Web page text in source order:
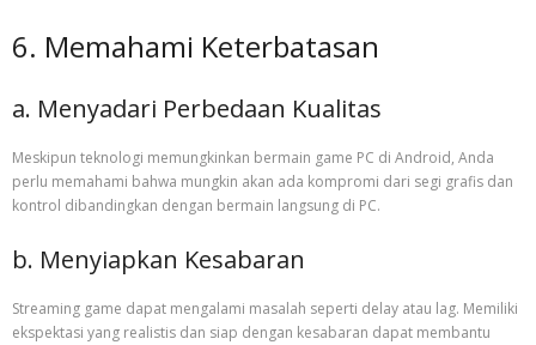
6. Memahami Keterbatasan
a. Menyadari Perbedaan Kualitas
Meskipun teknologi memungkinkan bermain game PC di Android, Anda
perlu memahami bahwa mungkin akan ada kompromi dari segi grafis dan
kontrol dibandingkan dengan bermain langsung di PC.
b. Menyiapkan Kesabaran
Streaming game dapat mengalami masalah seperti delay atau lag. Memiliki
ekspektasi yang realistis dan siap dengan kesabaran dapat membantu